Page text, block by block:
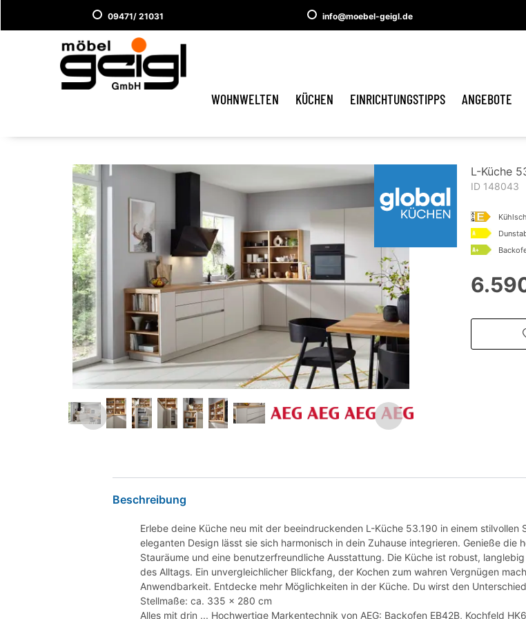
09471/ 21031 info@moebel-geigl.de
WOHNWELTEN KÜCHEN EINRICHTUNGSTIPPS ANGEBOTE
L-Küche
ID 148043
Beschreibung
Erlebe deine Küche neu mit der beeindruckenden L-Küche 53.190 in einem
eleganten Design lässt sie sich harmonisch in dein Zuhause integrieren. Genieße
Stauräume und eine benutzerfreundliche Ausstattung. Die Küche ist robust,
des Alltags. Ein unvergleichlicher Blickfang, der Kochen zum wahren Vergnügen
Anwendbarkeit. Entdecke mehr Möglichkeiten in der Küche. Du wirst den
Stellmaße: ca. 335 x 280 cm
Alles mit drin ... Hochwertige Markentechnik von AEG: Backofen EB42B, Kochfeld